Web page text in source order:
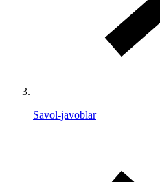
Savol-javoblar